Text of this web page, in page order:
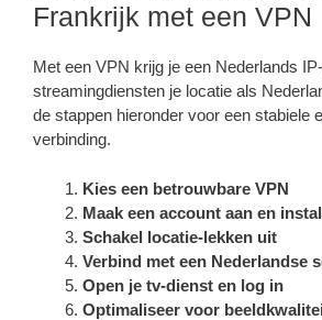
Frankrijk met een VPN
Met een VPN krijg je een Nederlands
streamingdiensten je locatie als
de stappen hieronder voor een stabiele
verbinding.
Kies een betrouwbare VPN
Maak een account aan en
Schakel locatie-lekken uit
Verbind met een Nederlandse
Open je tv-dienst en log in
Optimaliseer voor